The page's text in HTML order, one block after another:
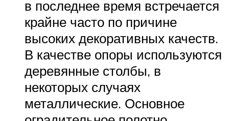
в последнее время встречается
крайне часто по причине
высоких декоративных качеств.
В качестве опоры используются
деревянные столбы, в
некоторых случаях
металлические. Основное